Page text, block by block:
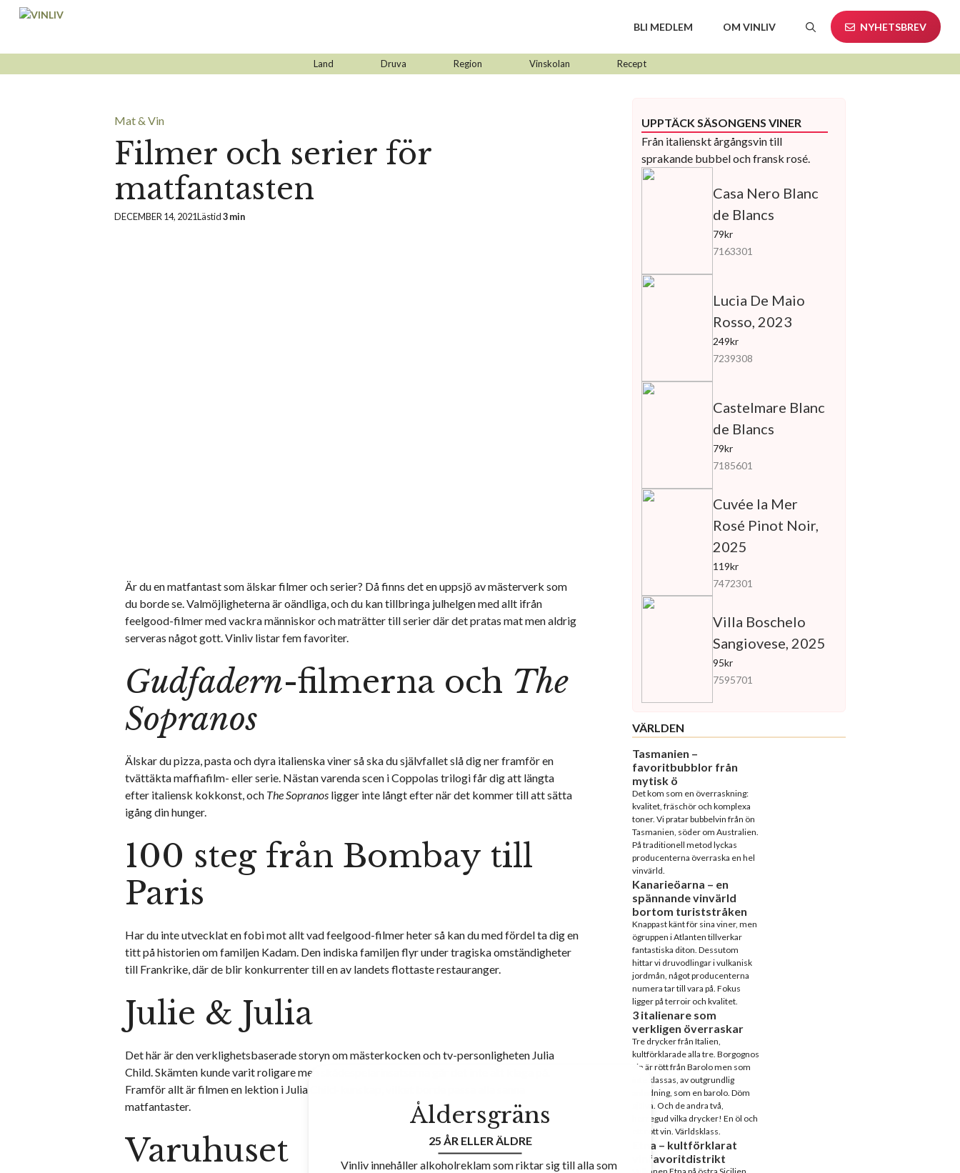
Hoppa
BLI MEDLEM OM VINLIV NYHETSBREV
Land Druva Region Vinskolan Recept
Mat & Vin
Filmer och serier för
matfantasten
DECEMBER 14, 2021Lästid3 min
Är du en matfantast som älskar filmer och serier? Då finns det en uppsjö av mästerverk som
du borde se. Valmöjligheterna är oändliga, och du kan tillbringa julhelgen med allt ifrån
feelgood-filmer med vackra människor och maträtter till serier där det pratas mat men aldrig
serveras något gott. Vinliv listar fem favoriter.
Gudfadern-filmerna och The
Sopranos
Älskar du pizza, pasta och dyra italienska viner så ska du självfallet slå dig ner framför en
tvättäkta maffiafilm- eller serie. Nästan varenda scen i Coppolas trilogi får dig att längta
efter italiensk kokkonst, och The Sopranos ligger inte långt efter när det kommer till att sätta
igång din hunger.
100 steg från Bombay till
Paris
Har du inte utvecklat en fobi mot allt vad feelgood-filmer heter så kan du med fördel ta dig en
titt på historien om familjen Kadam. Den indiska familjen flyr under tragiska omständigheter
till Frankrike, där de blir konkurrenter till en av landets flottaste restauranger.
Julie & Julia
Det här är den verklighetsbaserade storyn om mästerkocken och tv-personligheten Julia
Child. Skämten kunde varit roligare men skådespelarinsatserna går det inte att klaga på.
Framför allt är filmen en lektion i Julia Child-kunskap, vilket borde passa alla sanna
matfantaster.
Varuhuset
UPPTÄCK SÄSONGENS VINER
Från italienskt årgångsvin till
sprakande bubbel och fransk rosé.
Casa Nero Blanc
de Blancs
79kr
7163301
Lucia De Maio
Rosso, 2023
249kr
7239308
Castelmare Blanc
de Blancs
79kr
7185601
Cuvée la Mer
Rosé Pinot Noir,
2025
119kr
7472301
Villa Boschelo
Sangiovese, 2025
95kr
7595701
VÄRLDEN
Tasmanien –
favoritbubblor från
mytisk ö
Det kom som en överraskning:
kvalitet, fräschör och komplexa
toner. Vi pratar bubbelvin från ön
Tasmanien, söder om Australien.
På traditionell metod lyckas
producenterna överraska en hel
vinvärld.
Kanarieöarna – en
spännande vinvärld
bortom turiststråken
Knappast känt för sina viner, men
ögruppen i Atlanten tillverkar
fantastiska diton. Dessutom
hittar vi druvodlingar i vulkanisk
jordmån, något producenterna
numera tar till vara på. Fokus
ligger på terroir och kvalitet.
3 italienare som
verkligen överraskar
Tre drycker från Italien,
kultförklarade alla tre. Borgognos
vin är rött från Barolo men som
inte klassas, av outgrundlig
anledning, som en barolo. Döm
själva. Och de andra två,
herregud vilka drycker! En öl och
ett rött vin. Världsklass.
Etna – kultförklarat
vinfavoritdistrikt
Åldersgräns
25 ÅR ELLER ÄLDRE
Vinliv innehåller alkoholreklam som riktar sig till alla som